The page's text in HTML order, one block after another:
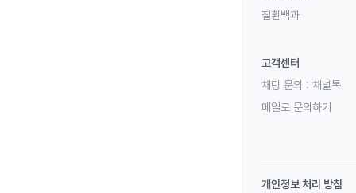
질환백과
고객센터
채팅 문의 : 채널톡
메일로 문의하기
개인정보 처리 방침